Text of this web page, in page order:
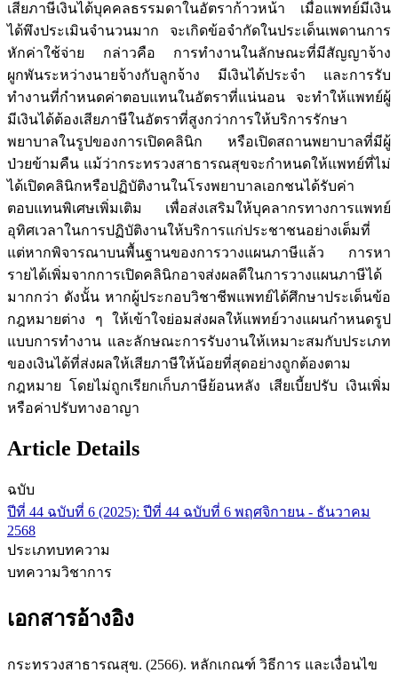
เสียภาษีเงินได้บุคคลธรรมดาในอัตราก้าวหน้า เมื่อแพทย์มีเงิน
ได้พึงประเมินจำนวนมาก จะเกิดข้อจำกัดในประเด็นเพดานการ
หักค่าใช้จ่าย กล่าวคือ การทำงานในลักษณะที่มีสัญญาจ้าง
ผูกพันระหว่างนายจ้างกับลูกจ้าง มีเงินได้ประจำ และการรับ
ทำงานที่กำหนดค่าตอบแทนในอัตราที่แน่นอน จะทำให้แพทย์ผู้
มีเงินได้ต้องเสียภาษีในอัตราที่สูงกว่าการให้บริการรักษา
พยาบาลในรูปของการเปิดคลินิก หรือเปิดสถานพยาบาลที่มีผู้
ป่วยข้ามคืน แม้ว่ากระทรวงสาธารณสุขจะกำหนดให้แพทย์ที่ไม่
ได้เปิดคลินิกหรือปฏิบัติงานในโรงพยาบาลเอกชนได้รับค่า
ตอบแทนพิเศษเพิ่มเติม เพื่อส่งเสริมให้บุคลากรทางการแพทย์
อุทิศเวลาในการปฏิบัติงานให้บริการแก่ประชาชนอย่างเต็มที่
แต่หากพิจารณาบนพื้นฐานของการวางแผนภาษีแล้ว การหา
รายได้เพิ่มจากการเปิดคลินิกอาจส่งผลดีในการวางแผนภาษีได้
มากกว่า ดังนั้น หากผู้ประกอบวิชาชีพแพทย์ได้ศึกษาประเด็นข้อ
กฎหมายต่าง ๆ ให้เข้าใจย่อมส่งผลให้แพทย์วางแผนกำหนดรูป
แบบการทำงาน และลักษณะการรับงานให้เหมาะสมกับประเภท
ของเงินได้ที่ส่งผลให้เสียภาษีให้น้อยที่สุดอย่างถูกต้องตาม
กฎหมาย โดยไม่ถูกเรียกเก็บภาษีย้อนหลัง เสียเบี้ยปรับ เงินเพิ่ม
หรือค่าปรับทางอาญา
Article Details
ฉบับ
ปีที่ 44 ฉบับที่ 6 (2025): ปีที่ 44 ฉบับที่ 6 พฤศจิกายน - ธันวาคม
2568
ประเภทบทความ
บทความวิชาการ
เอกสารอ้างอิง
กระทรวงสาธารณสุข. (2566). หลักเกณฑ์ วิธีการ และเงื่อนไข